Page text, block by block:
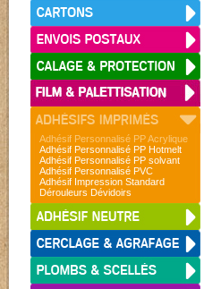
Adhésif Personnalisé PP Acrylique
Adhésif Personnalisé PP Hotmelt
Adhésif Personnalisé PP solvant
Adhésif Personnalisé PVC
Adhésif Impression Standard
Dérouleurs Dévidoirs